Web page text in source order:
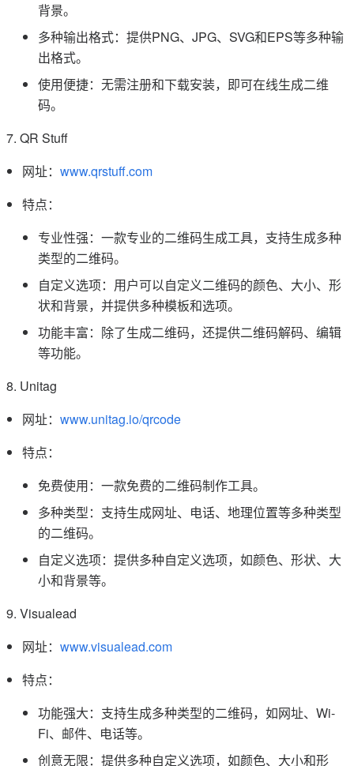
背景。
多种输出格式：提供PNG、JPG、SVG和EPS等多种输
出格式。
使用便捷：无需注册和下载安装，即可在线生成二维
码。
7. QR Stuff
网址： www.qrstuff.com
特点：
专业性强：一款专业的二维码生成工具，支持生成多种
类型的二维码。
自定义选项：用户可以自定义二维码的颜色、大小、形
状和背景，并提供多种模板和选项。
功能丰富：除了生成二维码，还提供二维码解码、编辑
等功能。
8. Unitag
网址： www.unitag.io/qrcode
特点：
免费使用：一款免费的二维码制作工具。
多种类型：支持生成网址、电话、地理位置等多种类型
的二维码。
自定义选项：提供多种自定义选项，如颜色、形状、大
小和背景等。
9. Visualead
网址： www.visualead.com
特点：
功能强大：支持生成多种类型的二维码，如网址、Wi-
Fi、邮件、电话等。
创意无限：提供多种自定义选项，如颜色、大小和形